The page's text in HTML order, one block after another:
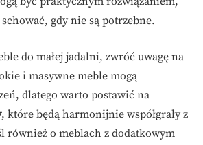
gdy nie są potrzebne.
do małej jadalni, zwróć uwagę na
i masywne meble mogą
dlatego warto postawić na
, które będą harmonijnie współgrały z
również o meblach z dodatkowym